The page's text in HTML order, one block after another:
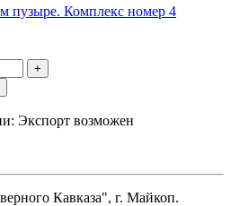
+
Экспорт возможен
Кавказа", г. Майкоп.